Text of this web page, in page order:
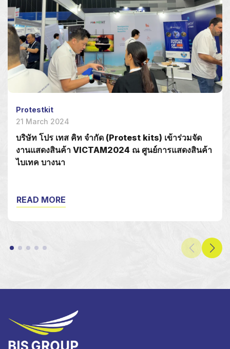
Protestkit
21 March 2024
บริษัท โปร เทส คิท จำกัด (Protest kits) เข้าร่วมจัด
งานแสดงสินค้า VICTAM2024 ณ ศูนย์การแสดงสินค้า
ไบเทค บางนา
READ MORE